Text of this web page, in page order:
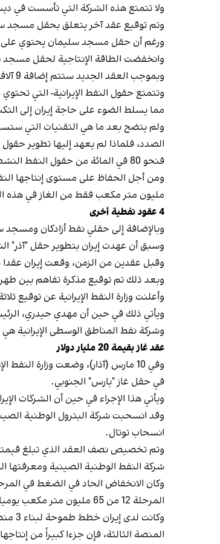
ولا تتمتع هذه الشركة التي تأسست في ديسمبر (كانون الأول) 2022، بتاريخ كبير
وتم توقيع عقد آخر يتعلق بحقل مسجد سليمان
ورغم أن حقل مسجد سليمان يحتوي على 5 مليارات برميل من النفط، إلا أنه لتحسين معدل استخراجه لا بد من الاستفادة من زيادة الضغط.
وانخفضت الطاقة الإنتاجية لحقل مسجد سليمان من 170 ألف برميل يوميا عام 2017 إلى 5
وبموجب العقد الجديد ستتم إضافة 9 آلاف برميل فقط إلى الإنتاج اليومي لهذا الحقل، وستبقى 80% من احتياطياته على حالها.
مما يسلط الضوء على حاجة إيران إلى
ولم يتضح بعد ما هي التقنيات التي
الصدد، فلماذا لم يعهد إليها تطوير
فنحو 80 في المائة من حقول النفط النشطة في إيران تواجه انخفاضاً سنوياً في إنتاجها بنحو 8-12 في المائة، وأصبحت في النصف الثاني من دورة إنتاجها.
مليون متر مكعب فقط من الغاز في هذه
4 عقود نفطية أخرى
وبالإضافة إلى حقلي نفط أزادكان
وسبق أن عهدت إيران بتطوير حقل "آذر"
وقبل عقدين من الزمن، وقعت إيران عقدا
وبعد ذلك تم توقيع مذكرة تفاهم بين
وأعلنت وزارة النفط الإيرانية عن توقيع
ويأتي ذلك في حين أن مهدي حيدري، الرئيس التنفيذي
وشركة نفط المناطق الوسطى الإيرانية
عقد غاز بقيمة 20 مليار دولار
في حقل غاز "بارس" الجنوبي.
ويأتي هذا الإجراء في حين أن الشركات
انسحاب توتال.
شركة النفط الوطنية الصينية ومعرفتها
المرحلة 12 من 65 مليون متر مكعب يوميا عام 2018 إلى 43 مليون متر مكعب حاليا.
المنصة الثالثة، فإن جزءا كبيراً من